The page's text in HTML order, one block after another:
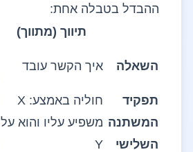
ההבדל בטבלה אחת:
תיווך (מתווך)
השאלה איך הקשר עובד
תפקיד
המשתנה
השלישי
חוליה באמצע: X
משפיע עליו והוא על
Y